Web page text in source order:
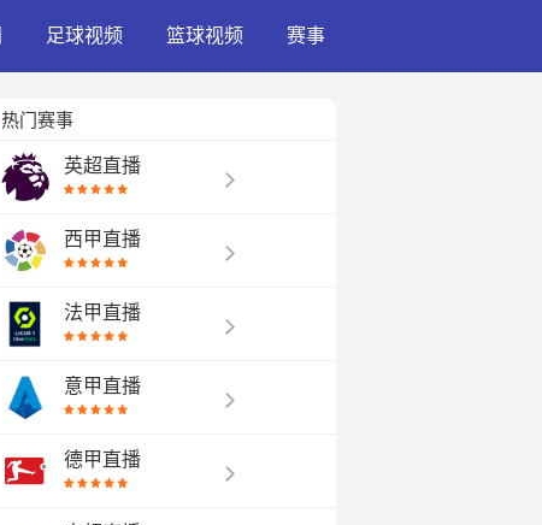
足球视频 篮球视频 赛事
热门赛事
英超直播
西甲直播
法甲直播
意甲直播
德甲直播